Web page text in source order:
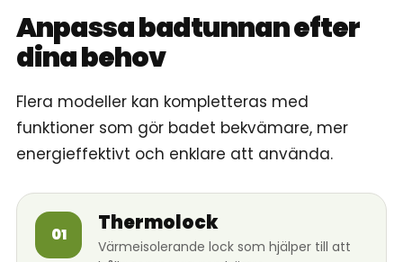
Anpassa badtunnan efter
dina behov
Flera modeller kan kompletteras med
funktioner som gör badet bekvämare, mer
energieffektivt och enklare att använda.
01 Thermolock
Värmeisolerande lock som hjälper till att